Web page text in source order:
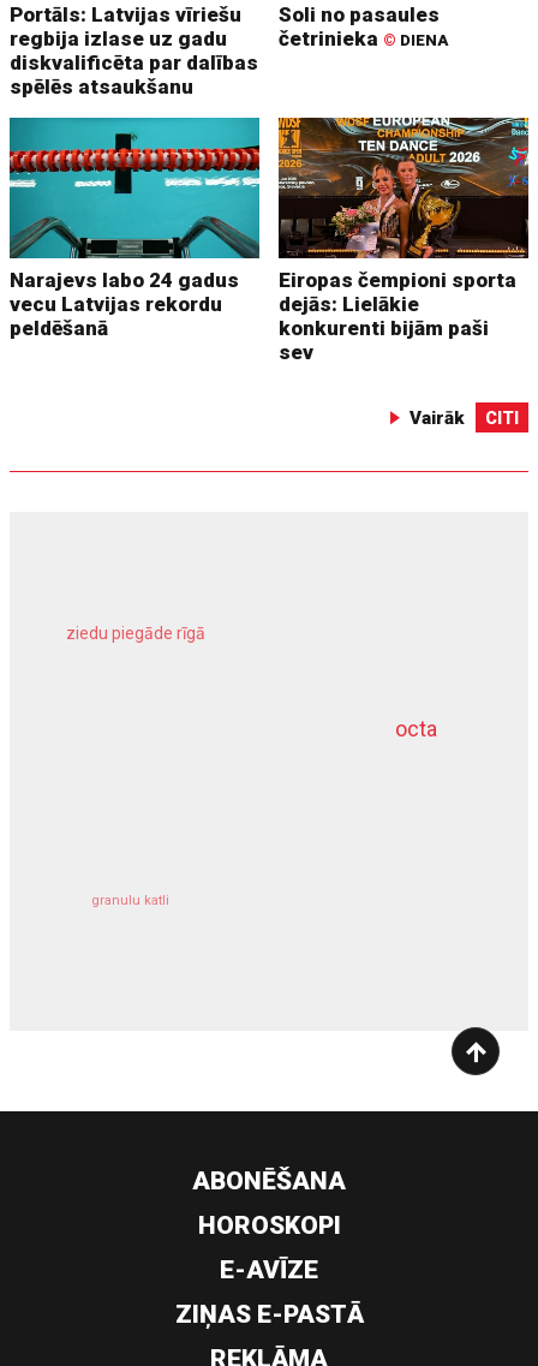
Portāls: Latvijas vīriešu
regbija izlase uz gadu
diskvalificēta par dalības
spēlēs atsaukšanu
Soli no pasaules
četrinieka © DIENA
Narajevs labo 24 gadus
vecu Latvijas rekordu
peldēšanā
Eiropas čempioni sporta
dejās: Lielākie
konkurenti bijām paši
sev
Vairāk CITI
octa
ziedu piegāde rīgā
granulu katli
dziļurbums
ABONĒŠANA
HOROSKOPI
E-AVĪZE
ZIŅAS E-PASTĀ
REKLĀMA